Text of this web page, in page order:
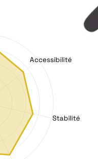
Accessibilité
Stabilité